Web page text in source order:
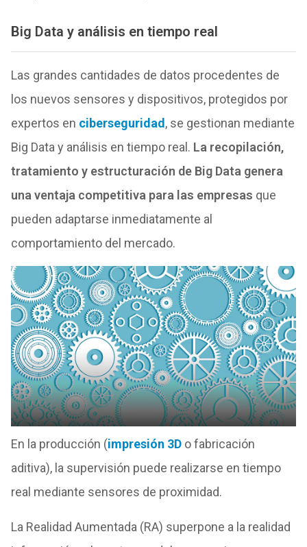
Big Data y análisis en tiempo real
Las grandes cantidades de datos procedentes de
los nuevos sensores y dispositivos, protegidos por
expertos en ciberseguridad , se gestionan mediante
Big Data y análisis en tiempo real. La recopilación,
tratamiento y estructuración de Big Data genera
una ventaja competitiva para las empresas que
pueden adaptarse inmediatamente al
comportamiento del mercado.
En la producción (impresión 3Do fabricación
aditiva), la supervisión puede realizarse en tiempo
real mediante sensores de proximidad.
La Realidad Aumentada (RA) superpone a la realidad